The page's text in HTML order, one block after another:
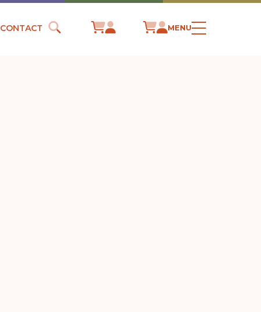
CONTACT MENU